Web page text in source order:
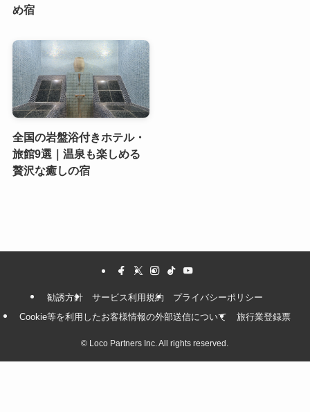
め宿
全国の岩盤浴付きホテル・
旅館9選｜温泉も楽しめる
贅沢な癒しの宿
勧誘方針 サービス利用規約
プライバシーポリシー
Cookie等を利用したお客様情報の外部送信について
旅行業登録票
© Loco Partners Inc. All rights reserved.